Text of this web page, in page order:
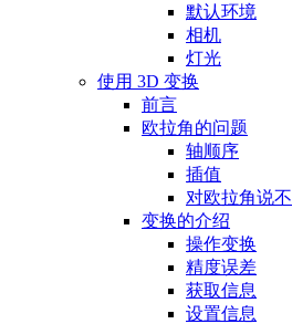
默认环境
相机
灯光
使用 3D 变换
前言
欧拉角的问题
轴顺序
插值
对欧拉角说不
变换的介绍
操作变换
精度误差
获取信息
设置信息